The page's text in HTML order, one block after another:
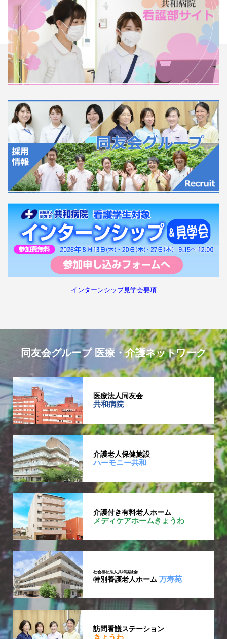
インターンシップ見学会要項
同友会グループ 医療・介護ネットワーク
医療法人同友会
共和病院
介護老人保健施設
ハーモニー共和
介護付き有料老人ホーム
メディケアホームきょうわ
社会福祉法人共和福祉会
特別養護老人ホーム万寿苑
訪問看護ステーション
きょうわ